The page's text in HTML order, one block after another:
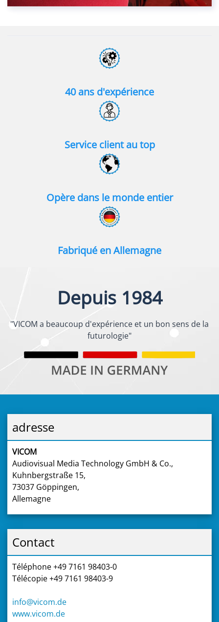
40 ans d'expérience
Service client au top
Opère dans le monde entier
Fabriqué en Allemagne
Depuis 1984
"VICOM a beaucoup d'expérience et un bon sens de la
futurologie"
adresse
VICOM
Audiovisual Media Technology GmbH & Co.,
Kuhnbergstraße 15,
73037 Göppingen,
Allemagne
Contact
Téléphone +49 7161 98403-0
Télécopie +49 7161 98403-9
info@vicom.de
www.vicom.de